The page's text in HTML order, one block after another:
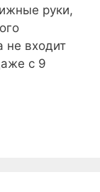
руки,
не входит
с 9